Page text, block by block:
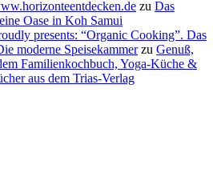
zu Das
Oase in Koh Samui
presents: “Organic Cooking”. Das
moderne Speisekammerzu Genuß,
Familienkochbuch, Yoga-Küche &
aus dem Trias-Verlag